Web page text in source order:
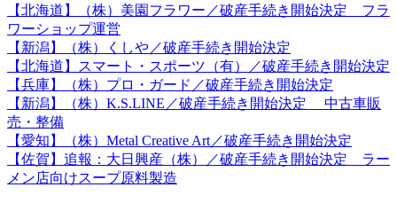
【北海道】（株）美園フラワー／破産手続き開始決定 フラ
ワーショップ運営
【新潟】（株）くしや／破産手続き開始決定
【北海道】スマート・スポーツ（有）／破産手続き開始決定
【兵庫】（株）プロ・ガード／破産手続き開始決定
【新潟】（株）K.S.LINE／破産手続き開始決定 中古車販
売・整備
【愛知】（株）Metal Creative Art／破産手続き開始決定
【佐賀】追報：大日興産（株）／破産手続き開始決定 ラー
メン店向けスープ原料製造